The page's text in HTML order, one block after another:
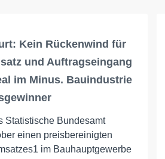
Kein Rückenwind für
und Auftragseingang
im Minus. Bauindustrie
Statistische Bundesamt
einen preisbereinigten
im Bauhauptgewerbe